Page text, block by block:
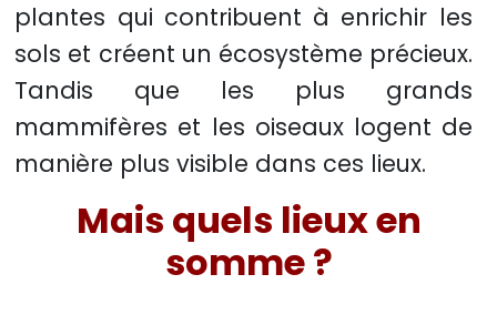
plantes qui contribuent à enrichir les
sols et créent un écosystème précieux.
Tandis que les plus grands
mammifères et les oiseaux logent de
manière plus visible dans ces lieux.
Mais quels lieux en
somme ?